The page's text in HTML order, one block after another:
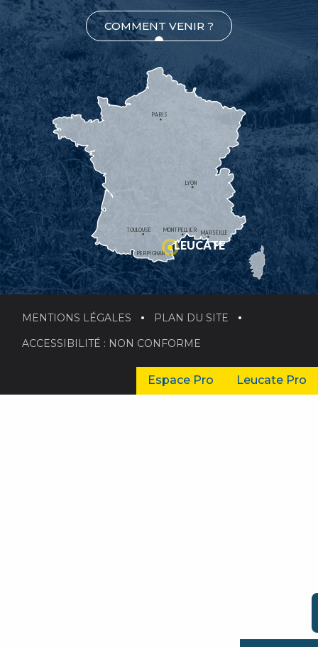
COMMENT VENIR ?
MONTPELLIER
PERPIGNAN
MARSEILLE
TOULOUSE
LYON
PARIS
LEUCATE
MENTIONS LÉGALES PLAN DU SITE
ACCESSIBILITÉ : NON CONFORME
Espace Pro Leucate Pro